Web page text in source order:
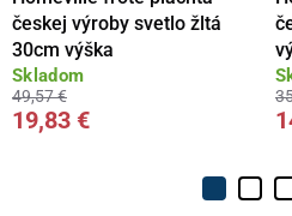
českej výroby svetlo žltá
30cm výška
Skladom
49,57 €
19,83 €